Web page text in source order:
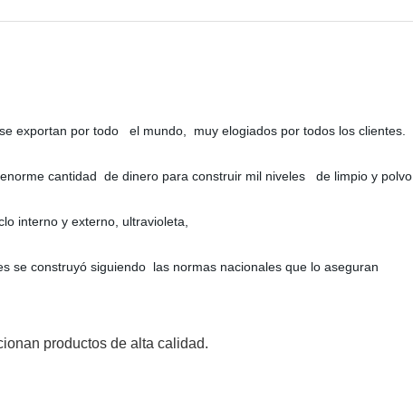
exportan por todo el mundo, muy elogiados por todos los clientes.
cantidad de dinero para construir mil niveles de limpio y polvo
interno y externo, ultravioleta,
construyó siguiendo las normas nacionales que lo aseguran
productos de alta calidad.